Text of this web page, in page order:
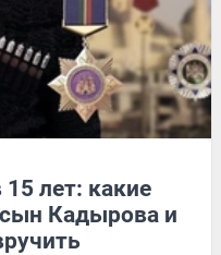
лет: какие
Кадырова и